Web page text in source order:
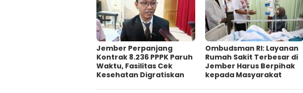
Jember Perpanjang
Kontrak 8.236 PPPK Paruh
Waktu, Fasilitas Cek
Kesehatan Digratiskan
Ombudsman RI: Layanan
Rumah Sakit Terbesar di
Jember Harus Berpihak
kepada Masyarakat